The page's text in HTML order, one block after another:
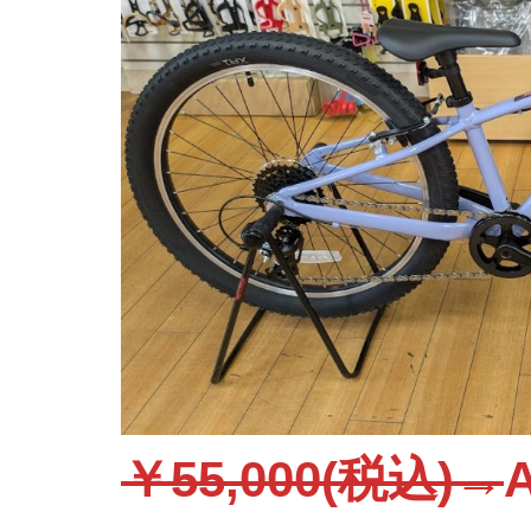
￥55,000(税込)→